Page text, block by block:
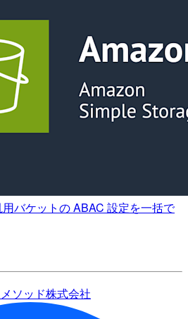
バケットの ABAC 設定を一括で
ソッド株式会社